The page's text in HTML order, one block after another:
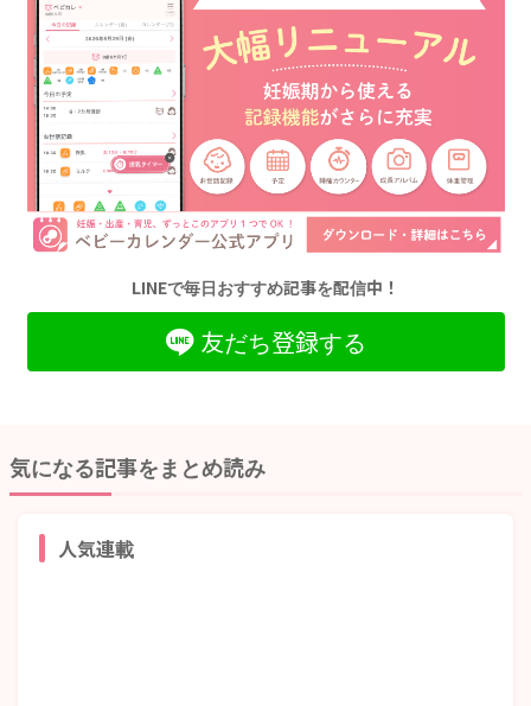
LINEで毎日おすすめ記事を配信中！
友だち登録する
気になる記事をまとめ読み
人気連載